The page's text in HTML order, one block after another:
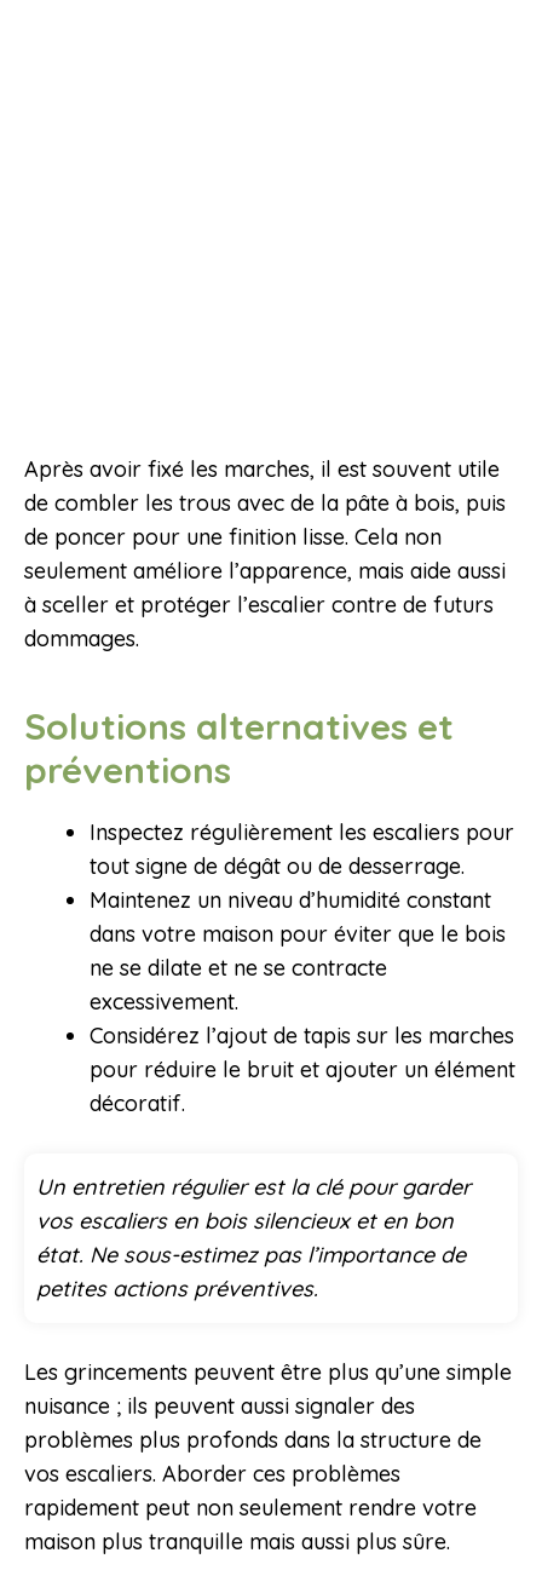
Après avoir fixé les marches, il est souvent utile
de combler les trous avec de la pâte à bois, puis
de poncer pour une finition lisse. Cela non
seulement améliore l’apparence, mais aide aussi
à sceller et protéger l’escalier contre de futurs
dommages.
Solutions alternatives et
préventions
Inspectez régulièrement les escaliers pour
tout signe de dégât ou de desserrage.
Maintenez un niveau d’humidité constant
dans votre maison pour éviter que le bois
ne se dilate et ne se contracte
excessivement.
Considérez l’ajout de tapis sur les marches
pour réduire le bruit et ajouter un élément
décoratif.
Un entretien régulier est la clé pour garder
vos escaliers en bois silencieux et en bon
état. Ne sous-estimez pas l’importance de
petites actions préventives.
Les grincements peuvent être plus qu’une simple
nuisance ; ils peuvent aussi signaler des
problèmes plus profonds dans la structure de
vos escaliers. Aborder ces problèmes
rapidement peut non seulement rendre votre
maison plus tranquille mais aussi plus sûre.